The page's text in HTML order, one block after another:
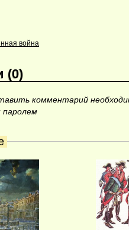
война
(0)
комментарий
паролем